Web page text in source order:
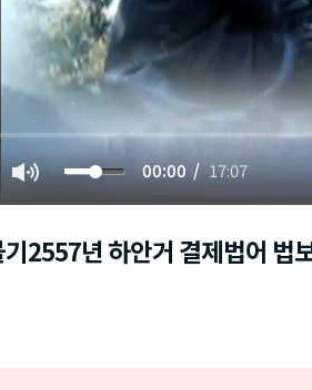
00:00 17:07
2557년 하안거 결제법어 법